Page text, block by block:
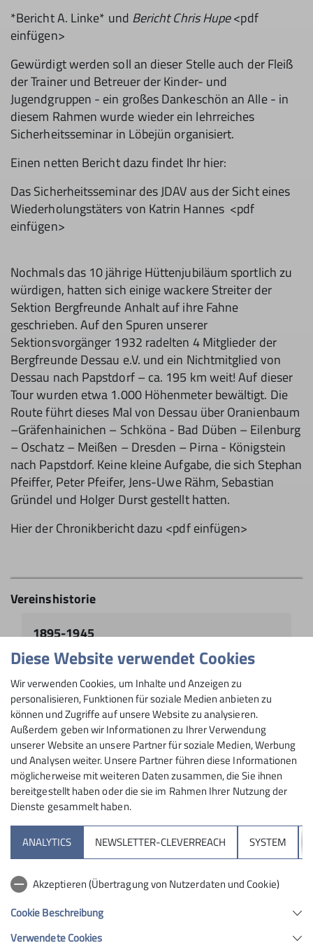
*Bericht A. Linke* und Bericht Chris Hupe<pdf
einfügen>
Gewürdigt werden soll an dieser Stelle auch der Fleiß
der Trainer und Betreuer der Kinder- und
Jugendgruppen - ein großes Dankeschön an Alle - in
diesem Rahmen wurde wieder ein lehrreiches
Sicherheitsseminar in Löbejün organisiert.
Einen netten Bericht dazu findet Ihr hier:
Das Sicherheitsseminar des JDAV aus der Sicht eines
Wiederholungstäters von Katrin Hannes <pdf
einfügen>
Nochmals das 10 jährige Hüttenjubiläum sportlich zu
würdigen, hatten sich einige wackere Streiter der
Sektion Bergfreunde Anhalt auf ihre Fahne
geschrieben. Auf den Spuren unserer
Sektionsvorgänger 1932 radelten 4 Mitglieder der
Bergfreunde Dessau e.V. und ein Nichtmitglied von
Dessau nach Papstdorf – ca. 195 km weit! Auf dieser
Tour wurden etwa 1.000 Höhenmeter bewältigt. Die
Route führt dieses Mal von Dessau über Oranienbaum
–Gräfenhainichen – Schköna - Bad Düben – Eilenburg
– Oschatz – Meißen – Dresden – Pirna - Königstein
nach Papstdorf. Keine kleine Aufgabe, die sich Stephan
Pfeiffer, Peter Pfeifer, Jens-Uwe Rähm, Sebastian
Gründel und Holger Durst gestellt hatten.
Hier der Chronikbericht dazu <pdf einfügen>
Vereinshistorie
1895-1945
Aktuelles
Kletterzentrum
Diese Website verwendet Cookies
Wir verwenden Cookies, um Inhalte und Anzeigen zu
personalisieren, Funktionen für soziale Medien anbieten zu
können und Zugriffe auf unsere Website zu analysieren.
Außerdem geben wir Informationen zu Ihrer Verwendung
unserer Website an unsere Partner für soziale Medien, Werbung
und Analysen weiter. Unsere Partner führen diese Informationen
möglicherweise mit weiteren Daten zusammen, die Sie ihnen
bereitgestellt haben oder die sie im Rahmen Ihrer Nutzung der
Dienste gesammelt haben.
ANALYTICS NEWSLETTER-CLEVERREACH SYSTEM
Akzeptieren (Übertragung von Nutzerdaten und Cookie)
Cookie Beschreibung
Verwendete Cookies